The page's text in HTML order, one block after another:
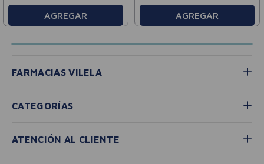
AGREGAR AGREGAR
FARMACIAS VILELA
CATEGORÍAS
ATENCIÓN AL CLIENTE